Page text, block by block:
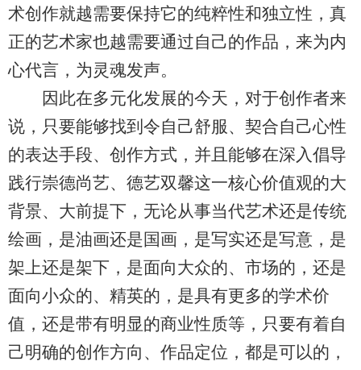
术创作就越需要保持它的纯粹性和独立性，真
正的艺术家也越需要通过自己的作品，来为内
心代言，为灵魂发声。
因此在多元化发展的今天，对于创作者来
说，只要能够找到令自己舒服、契合自己心性
的表达手段、创作方式，并且能够在深入倡导
践行崇德尚艺、德艺双馨这一核心价值观的大
背景、大前提下，无论从事当代艺术还是传统
绘画，是油画还是国画，是写实还是写意，是
架上还是架下，是面向大众的、市场的，还是
面向小众的、精英的，是具有更多的学术价
值，还是带有明显的商业性质等，只要有着自
己明确的创作方向、作品定位，都是可以的，